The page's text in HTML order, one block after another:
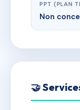
PPT (PLAN
Non
🤝